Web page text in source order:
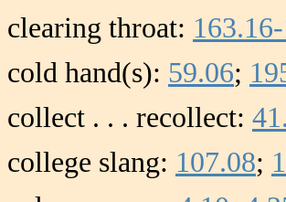
clearing throat:
cold hand(s): 59.06;
collect . . . recollect:
college slang: 107.08;